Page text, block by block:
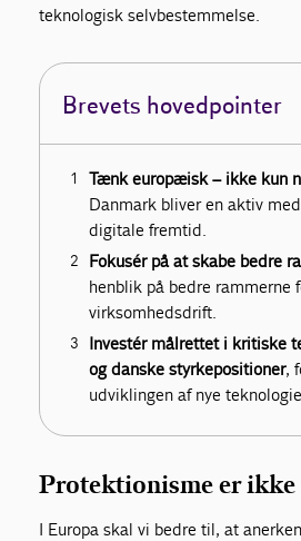
teknologisk selvbestemmelse.
Brevets hovedpointer
Tænk europæisk – ikke kun
Danmark bliver en aktiv
digitale fremtid.
Fokusér på at skabe bedre
henblik på bedre rammerne
virksomhedsdrift.
Investér målrettet i kritiske
og danske styrkepositioner,
udviklingen af nye
Protektionisme er ikke
I Europa skal vi bedre til, at